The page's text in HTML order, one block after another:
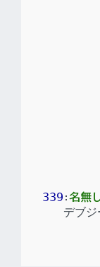
339 ：名無
デブ